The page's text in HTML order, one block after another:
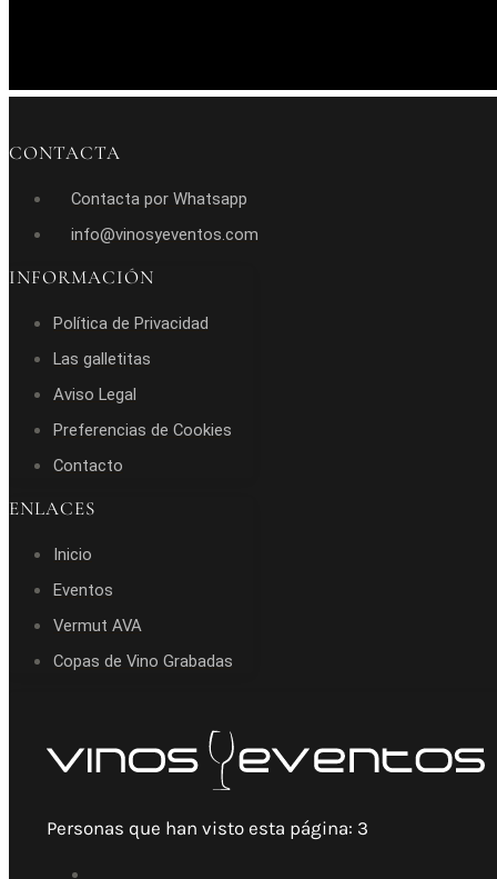
CONTACTA
Contacta por Whatsapp
info@vinosyeventos.com
INFORMACIÓN
Política de Privacidad
Las galletitas
Aviso Legal
Preferencias de Cookies
Contacto
ENLACES
Inicio
Eventos
Vermut AVA
Copas de Vino Grabadas
Personas que han visto esta página: 3